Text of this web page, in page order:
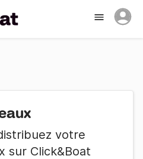
votre
sur Click&Boat